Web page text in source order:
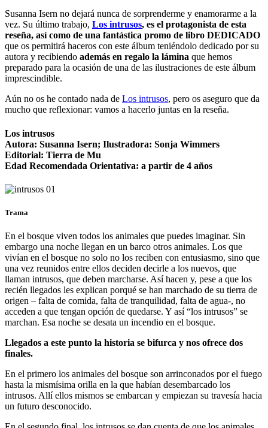
Susanna Isern no dejará nunca de sorprenderme y enamorarme a la
vez. Su último trabajo, Los intrusos, es el protagonista de esta
reseña, así como de una fantástica promo de libro DEDICADO
que os permitirá haceros con este álbum teniéndolo dedicado por su
autora y recibiendo además en regalo la lámina que hemos
preparado para la ocasión de una de las ilustraciones de este álbum
imprescindible.
Aún no os he contado nada de Los intrusos, pero os aseguro que da
mucho que reflexionar: vamos a hacerlo juntas en la reseña.
Los intrusos
Autora: Susanna Isern; Ilustradora: Sonja Wimmers
Editorial: Tierra de Mu
Edad Recomendada Orientativa: a partir de 4 años
Trama
En el bosque viven todos los animales que puedes imaginar. Sin
embargo una noche llegan en un barco otros animales. Los que
vivían en el bosque no solo no los reciben con entusiasmo, sino que
una vez reunidos entre ellos deciden decirle a los nuevos, que
llaman intrusos, que deben marcharse. Así hacen y, pese a que los
recién llegados les explican porqué se han marchado de su tierra de
origen – falta de comida, falta de tranquilidad, falta de agua-, no
acceden a que tengan opción de quedarse. Y así “los intrusos” se
marchan. Esa noche se desata un incendio en el bosque.
Llegados a este punto la historia se bifurca y nos ofrece dos
finales.
En el primero los animales del bosque son arrinconados por el fuego
hasta la mismísima orilla en la que habían desembarcado los
intrusos. Allí ellos mismos se embarcan y empiezan su travesía hacia
un futuro desconocido.